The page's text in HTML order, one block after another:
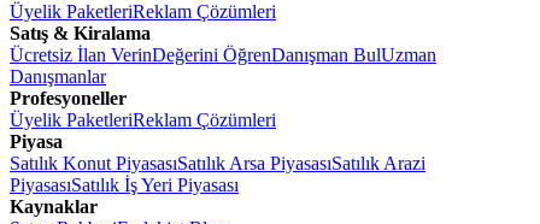
Üyelik PaketleriReklam Çözümleri
Satış & Kiralama
Ücretsiz İlan VerinDeğerini ÖğrenDanışman BulUzman
Danışmanlar
Profesyoneller
Üyelik PaketleriReklam Çözümleri
Piyasa
Satılık Konut PiyasasıSatılık Arsa PiyasasıSatılık Arazi
PiyasasıSatılık İş Yeri Piyasası
Kaynaklar